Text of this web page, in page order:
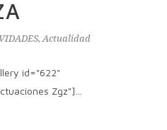
, Actualidad
id="622"
Zgz"]